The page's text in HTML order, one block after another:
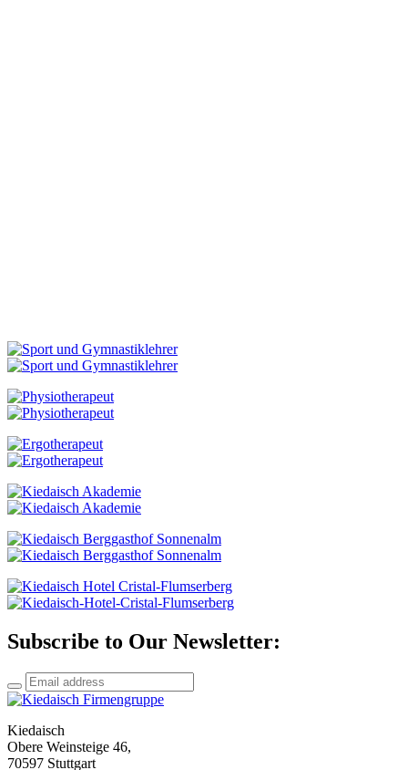
Subscribe to Our Newsletter:
Kiedaisch
Obere Weinsteige 46,
70597 Stuttgart